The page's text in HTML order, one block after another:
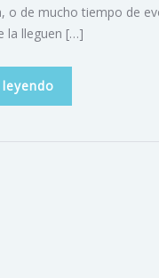
o de mucho tiempo de
la lleguen […]